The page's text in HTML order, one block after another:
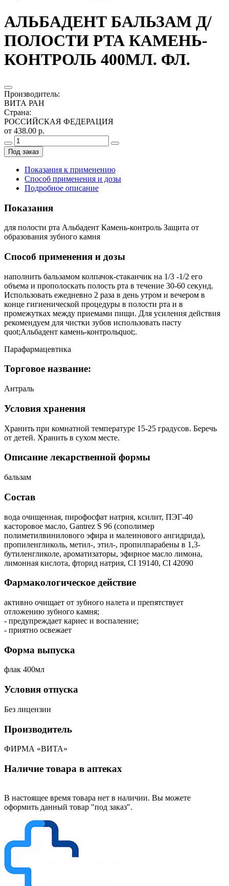
АЛЬБАДЕНТ БАЛЬЗАМ Д/
ПОЛОСТИ РТА КАМЕНЬ-
КОНТРОЛЬ 400МЛ. ФЛ.
Производитель:
ВИТА РАН
Страна:
РОССИЙСКАЯ ФЕДЕРАЦИЯ
от 438.00 р.
Под заказ
Показания к применению
Способ применения и дозы
Подробное описание
Показания
для полости рта Альбадент Камень-контроль Защита от
образования зубного камня
Способ применения и дозы
наполнить бальзамом колпачок-стаканчик на 1/3 -1/2 его
объема и прополоскать полость рта в течение 30-60 секунд.
Использовать ежедневно 2 раза в день утром и вечером в
конце гигиенической процедуры в полости рта и в
промежутках между приемами пищи. Для усиления действия
рекомендуем для чистки зубов использовать пасту
quot;Альбадент камень-контрольquot;.
Парафармацевтика
Торговое название:
Антраль
Условия хранения
Хранить при комнатной температуре 15-25 градусов. Беречь
от детей. Хранить в сухом месте.
Описание лекарственной формы
бальзам
Состав
вода очищенная, пирофосфат натрия, ксилит, ПЭГ-40
касторовое масло, Gantrez S 96 (сополимер
полиметилвинилового эфира и малеинового ангидрида),
пропиленгликоль, метил-, этил-, пропилпарабены в 1,3-
бутиленгликоле, ароматизаторы, эфирное масло лимона,
лимонная кислота, фторид натрия, CI 19140, CI 42090
Фармакологическое действие
активно очищает от зубного налета и препятствует
отложению зубного камня;
- предупреждает кариес и воспаление;
- приятно освежает
Форма выпуска
флак 400мл
Условия отпуска
Без лицензии
Производитель
ФИРМА «ВИТА»
Наличие товара в аптеках
В настоящее время товара нет в наличии. Вы можете
оформить данный товар "под заказ".